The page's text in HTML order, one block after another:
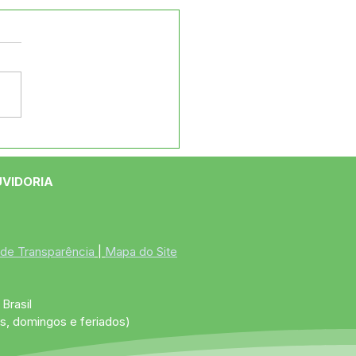
vasta programação
inaugurações e
nacional de Evoney
Transparência Mapa do Site
domingos e feriados)